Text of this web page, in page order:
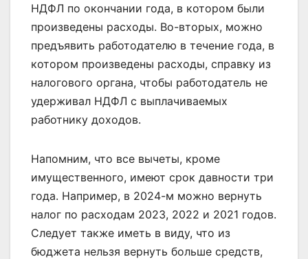
НДФЛ по окончании года, в котором были
произведены расходы. Во-вторых, можно
предъявить работодателю в течение года, в
котором произведены расходы, справку из
налогового органа, чтобы работодатель не
удерживал НДФЛ с выплачиваемых
работнику доходов.
Напомним, что все вычеты, кроме
имущественного, имеют срок давности три
года. Например, в 2024-м можно вернуть
налог по расходам 2023, 2022 и 2021 годов.
Следует также иметь в виду, что из
бюджета нельзя вернуть больше средств,